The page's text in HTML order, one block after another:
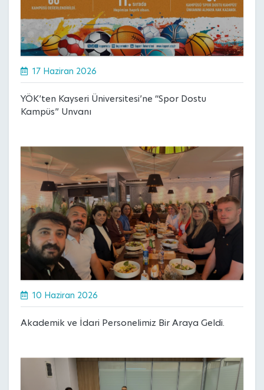
17 Haziran 2026
YÖK’ten Kayseri Üniversitesi’ne “Spor Dostu
Kampüs” Unvanı
10 Haziran 2026
Akademik ve İdari Personelimiz Bir Araya Geldi.